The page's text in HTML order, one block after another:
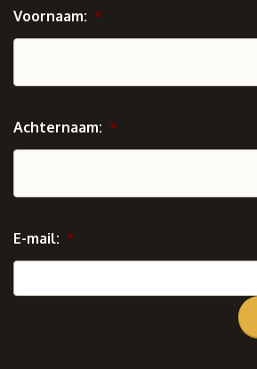
Voornaam: *
Achternaam: *
E-mail: *